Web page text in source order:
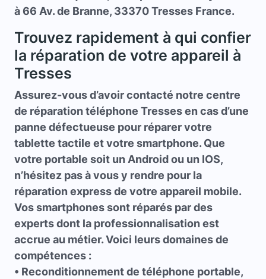
à 66 Av. de Branne, 33370 Tresses France.
Trouvez rapidement à qui confier
la réparation de votre appareil à
Tresses
Assurez-vous d’avoir contacté notre centre
de réparation téléphone Tressesen cas d’une
panne défectueuse pour réparer votre
tablette tactile et votre smartphone. Que
votre portable soit un Android ou un IOS,
n’hésitez pas à vous y rendre pour la
réparation express de votre appareil mobile.
Vos smartphones sont réparés par des
experts dont la professionnalisation est
accrue au métier. Voici leurs domaines de
compétences :
• Reconditionnement de téléphone portable,